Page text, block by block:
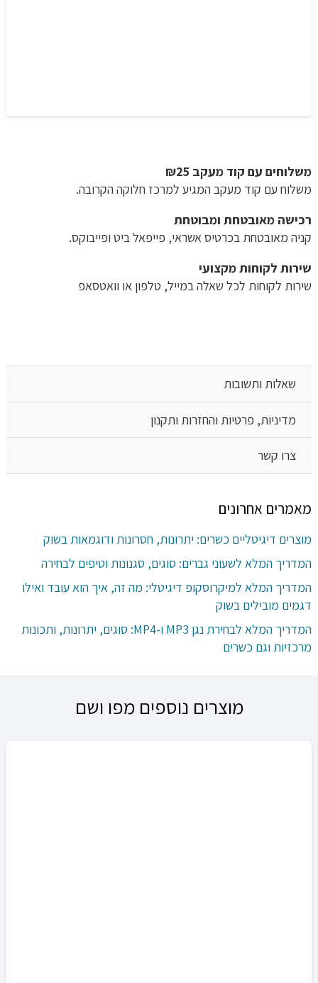
משלוחים עם קוד מעקב ₪25
משלוח​ עם קוד מעקב המגיע למרכז חלוקה הקרובה.
רכישה​ ​מאובטחת ומבוטחת
קניה מאובטחת בכרטיס אשראי, פייפאל ביט ופייבוקס.
שירות לקוחות מקצועי
שירות לקוחות לכל שאלה במייל, טלפון או וואטסאפ
שאלות ותשובות
מדיניות, פרטיות והחזרות ותקנון
צרו קשר
מאמרים אחרונים
מוצרים דיגיטליים כשרים: יתרונות, חסרונות ודוגמאות בשוק
המדריך המלא לשעוני גברים: סוגים, סגנונות וטיפים לבחירה
המדריך המלא למיקרוסקופ דיגיטלי: מה זה, איך הוא עובד ואילו
דגמים מובילים בשוק
המדריך המלא לבחירת נגן MP3 ו-MP4: סוגים, יתרונות, ותכונות
מרכזיות וגם כשרים
מוצרים נוספים מפו ושם